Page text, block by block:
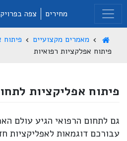
מחירים צפה
מאמרים מקצועיים
פיתוח
פיתוח אפלקציות רפואיות
פיתוח אפליקציות
גם לתחום הרפואי הגיע עולם
עבורכם דוגמאות לאפליקציות